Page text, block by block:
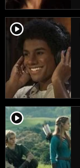
player2
player2